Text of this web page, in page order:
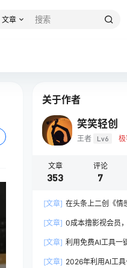
文章
关于作者
笑笑轻创
王者 Lv6
文章
353
评论
7
[文章] 在头条上二创《情
[文章] 0成本撸影视会员
[文章] 利用免费AI工具一
[文章] 2026年利用AI工